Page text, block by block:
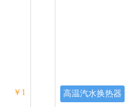
￥1 高温汽水换热器